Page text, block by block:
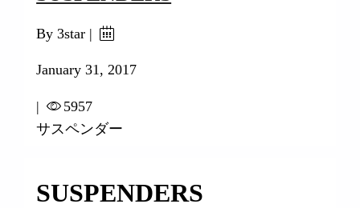
By 3star |
January 31, 2017
|
5957
サスペンダー
SUSPENDERS